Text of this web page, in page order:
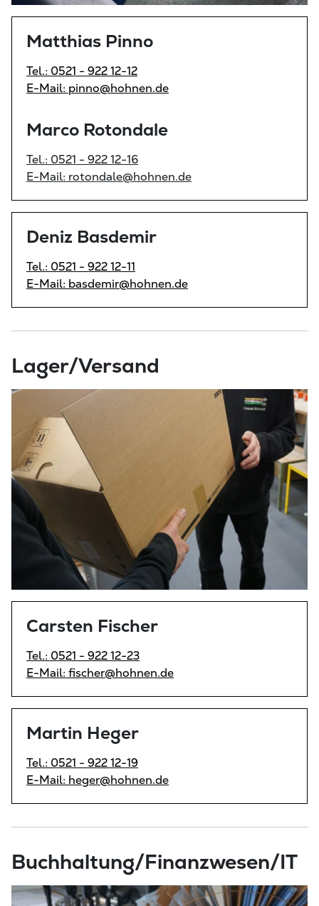
Matthias Pinno
Tel.: 0521 - 922 12-12
E-Mail: pinno@hohnen.de
Marco Rotondale
Tel.: 0521 - 922 12-16
E-Mail: rotondale@hohnen.de
Deniz Basdemir
Tel.: 0521 - 922 12-11
E-Mail: basdemir@hohnen.de
Lager/Versand
Carsten Fischer
Tel.: 0521 - 922 12-23
E-Mail: fischer@hohnen.de
Martin Heger
Tel.: 0521 - 922 12-19
E-Mail: heger@hohnen.de
Buchhaltung/Finanzwesen/IT